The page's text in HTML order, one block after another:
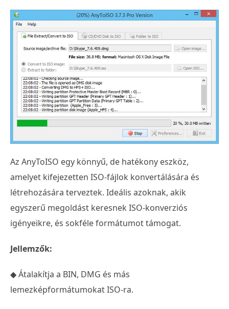
Az AnyToISO egy könnyű, de hatékony eszköz,
amelyet kifejezetten ISO-fájlok konvertálására és
létrehozására terveztek. Ideális azoknak, akik
egyszerű megoldást keresnek ISO-konverziós
igényeikre, és sokféle formátumot támogat.
Jellemzők:
◆ Átalakítja a BIN, DMG és más
lemezképformátumokat ISO-ra.